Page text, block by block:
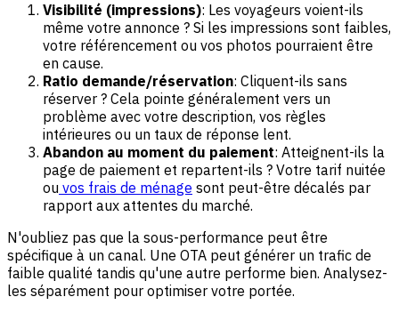
Visibilité (impressions): Les voyageurs voient-ils
même votre annonce ? Si les impressions sont faibles,
votre référencement ou vos photos pourraient être
en cause.
Ratio demande/réservation: Cliquent-ils sans
réserver ? Cela pointe généralement vers un
problème avec votre description, vos règles
intérieures ou un taux de réponse lent.
Abandon au moment du paiement: Atteignent-ils la
page de paiement et repartent-ils ? Votre tarif nuitée
ou vos frais de ménage sont peut-être décalés par
rapport aux attentes du marché.
N'oubliez pas que la sous-performance peut être
spécifique à un canal. Une OTA peut générer un trafic de
faible qualité tandis qu'une autre performe bien. Analysez-
les séparément pour optimiser votre portée.